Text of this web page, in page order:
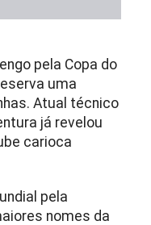
pela Copa do
uma
Atual técnico
já revelou
carioca
pela
nomes da